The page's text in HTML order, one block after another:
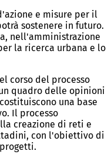
e misure per il
sostenere in futuro.
nell'amministrazione
la ricerca urbana e lo
corso del processo
quadro delle opinioni
una base
Il processo
creazione di reti e
con l'obiettivo di